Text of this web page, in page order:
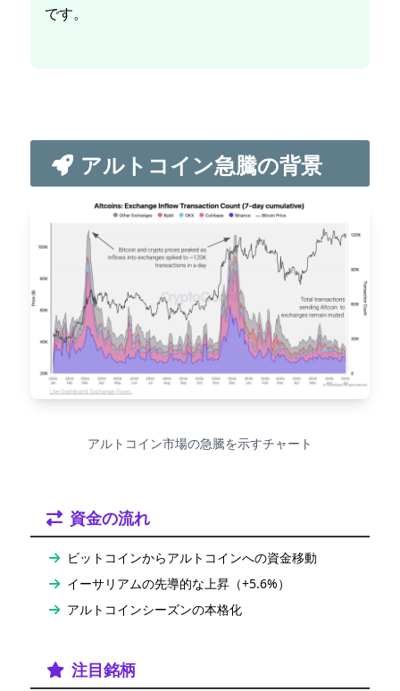
です。
アルトコイン急騰の背景
アルトコイン市場の急騰を示すチャート
資金の流れ
ビットコインからアルトコインへの資金移動
イーサリアムの先導的な上昇（+5.6%）
アルトコインシーズンの本格化
注目銘柄